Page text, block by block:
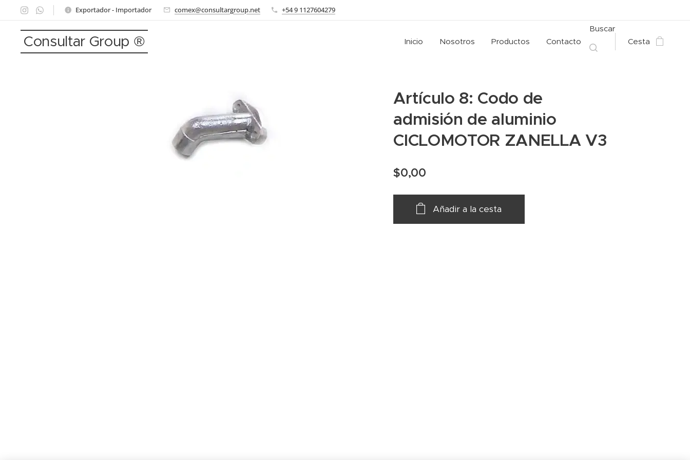
Exportador - Importador comex@consultargroup.net +54 9 1127604279
Consultar Group ® Inicio Nosotros Productos Contacto
Buscar
Cesta
Artículo 8: Codo de
admisión de aluminio
CICLOMOTOR ZANELLA V3
$0,00
Añadir a la cesta